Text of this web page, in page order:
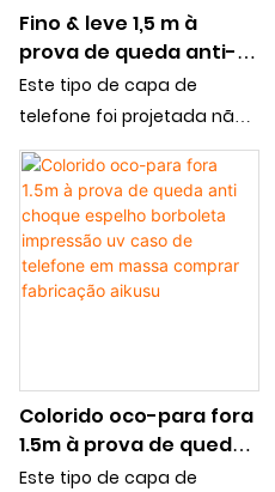
Fino & leve 1,5 m à
prova de queda anti-
choque mármore
impressão UV capa de
compra em massa
aikusu
Este tipo de capa de
telefone foi projetada não
apenas para proteger seu
smartphone, mas também
para servir como uma peça
elegante e uma
ferramenta prática.
Colorido oco-para fora
1.5m à prova de queda
anti choque espelho
Este tipo de capa de